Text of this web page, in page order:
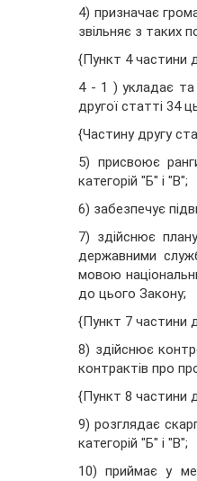
4) призначає
звільняє з таких
{Пункт 4 частини
4 - 1 ) укладає та
другої статті 34
{Частину другу
5) присвоює
категорій "Б" і "В";
6) забезпечує
7) здійснює
державними
мовою
до цього Закону;
{Пункт 7 частини
8) здійснює
контрактів про
{Пункт 8 частини
9) розглядає
категорій "Б" і "В";
10) приймає у